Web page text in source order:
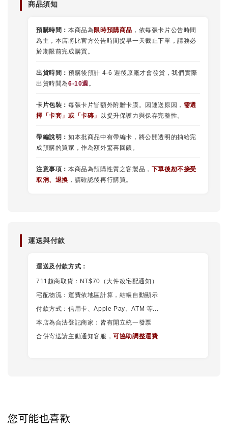
商品須知
預購時間： 本商品為限時預購商品 ，依每張卡片公告時間
為主，本店將比官方公告時間提早一天截止下單，請務必
於期限前完成購買。
出貨時間： 預購後預計 4-6 週後原廠才會發貨，我們實際
出貨時間為6-10週。
卡片包裝： 每張卡片皆額外附贈卡膜。因運送原因， 需選
擇 「卡套 」或 「卡磚」 以提升保護力與保存完整性。
帶編說明： 如本批商品中有帶編卡，將公開透明的抽給完
成預購的買家，作為額外驚喜回饋。
注意事項： 本商品為預購性質之客製品， 下單後恕不接受
取消、退換 ，請確認後再行購買。
運送與付款
運送及付款方式：
711超商取貨：NT$70（大件改宅配通知）
宅配物流：運費依地區計算，結帳自動顯示
付款方式：信用卡、Apple Pay、ATM 等...
本店為合法登記商家：皆有開立統一發票
合併寄送請主動通知客服，可協助調整運費
您可能也喜歡